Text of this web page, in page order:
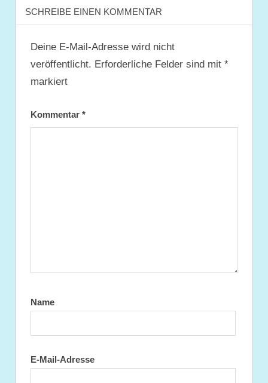
SCHREIBE EINEN KOMMENTAR
Deine E-Mail-Adresse wird nicht
veröffentlicht. Erforderliche Felder sind mit *
markiert
Kommentar *
Name
E-Mail-Adresse